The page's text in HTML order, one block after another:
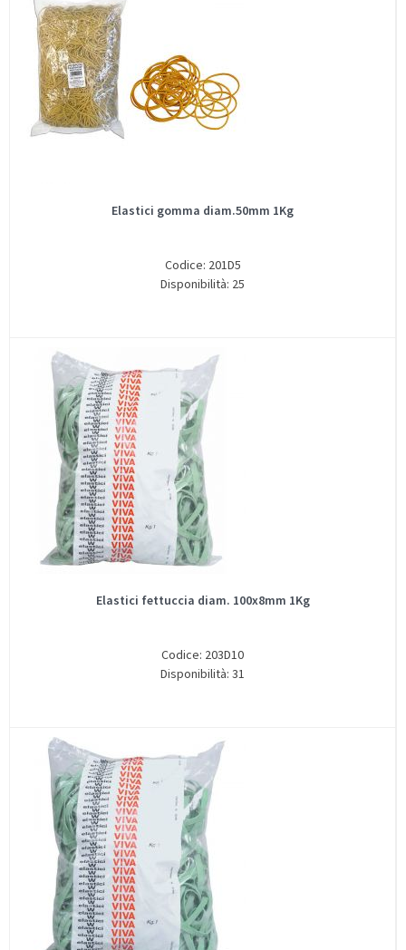
Elastici gomma diam.50mm 1Kg
Codice: 201D5
Disponibilità: 25
Elastici fettuccia diam. 100x8mm 1Kg
Codice: 203D10
Disponibilità: 31